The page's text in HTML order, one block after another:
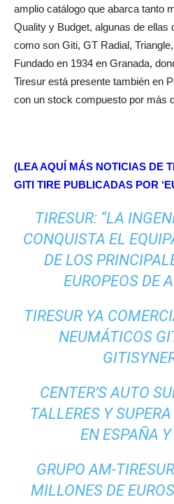
amplio catálogo que abarca tanto
Quality y Budget, algunas de ellas
como son Giti, GT Radial,
Fundado en 1934 en Granada,
Tiresur está presente también en
con un stock compuesto por más
(LEA AQUÍ MÁS NOTICIAS DE
GITI TIRE PUBLICADAS POR
TIRESUR: “LA
CONQUISTA EL
DE LOS
EUROPEOS DE
TIRESUR YA
NEUMÁTICOS
CENTER’S AUTO
TALLERES Y
EN ESPAÑA
GRUPO AM-
MILLONES DE